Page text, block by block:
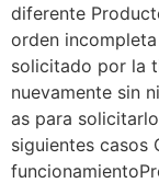
diferente
orden
solicitado por la
nuevamente sin
as para
siguientes casos